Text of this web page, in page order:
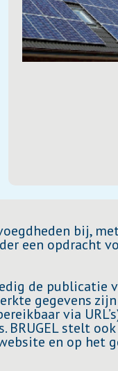
bij,
een opdracht
de publicatie
gegevens
via
BRUGEL stelt
en op het